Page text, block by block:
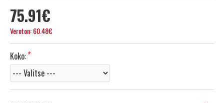
75.91€
Veroton: 60.48€
Koko: